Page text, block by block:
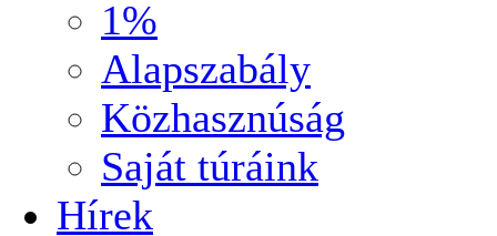
1%
Alapszabály
Közhasznúság
Saját túráink
Hírek